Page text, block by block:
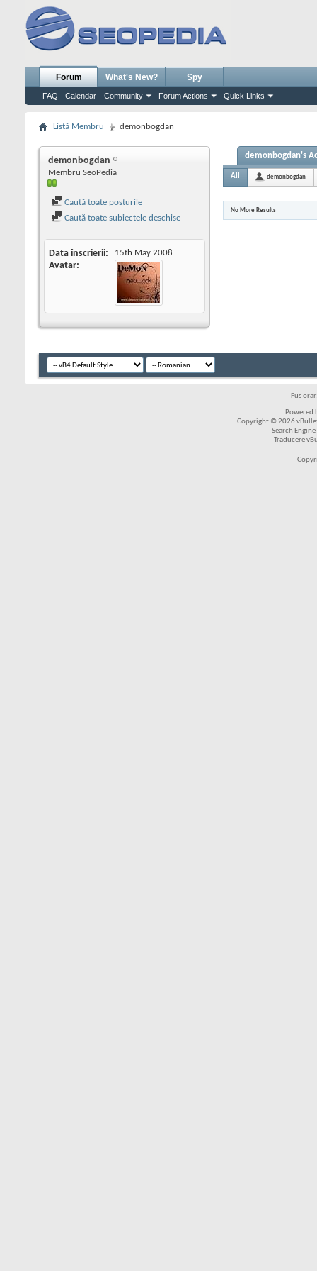
Forum
FAQ Calendar Community Forum Actions Quick Links
What's New? Spy
Listă Membru demonbogdan
demonbogdan
Membru SeoPedia
Caută toate posturile
Caută toate subiectele deschise
Data înscrierii 15th May 2008
Avatar
demonbogdan's
All demonbogdan
No More Results
Fus
Powered
Copyright © 2026
Search
Traducere